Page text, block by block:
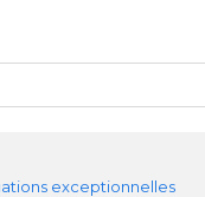
exceptionnelles